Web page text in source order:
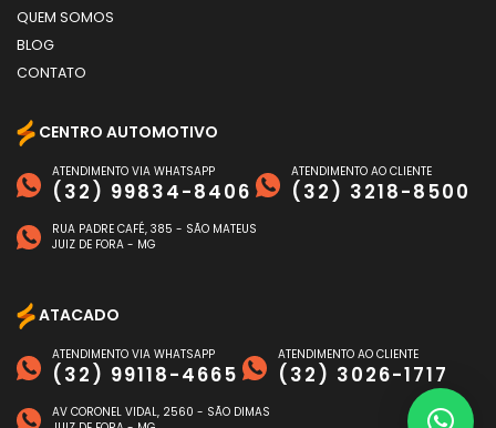
QUEM SOMOS
BLOG
CONTATO
CENTRO AUTOMOTIVO
ATENDIMENTO VIA WHATSAPP
(32) 99834-8406
ATENDIMENTO AO CLIENTE
(32) 3218-8500
RUA PADRE CAFÉ, 385 - SÃO MATEUS
JUIZ DE FORA - MG
ATACADO
ATENDIMENTO VIA WHATSAPP
(32) 99118-4665
ATENDIMENTO AO CLIENTE
(32) 3026-1717
AV CORONEL VIDAL, 2560 - SÃO DIMAS